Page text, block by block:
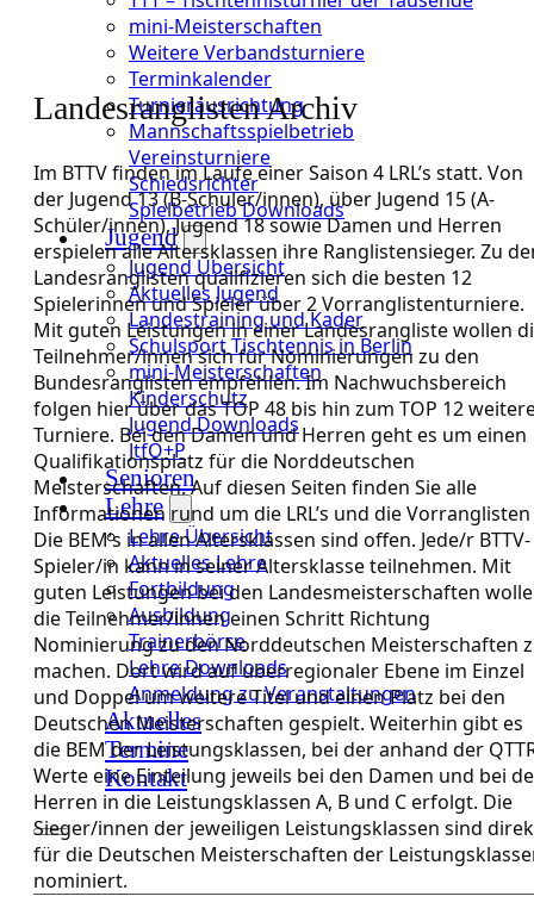
mini-Meisterschaften
Weitere Verbandsturniere
Terminkalender
Turnierausrichtung
Mannschaftsspielbetrieb
Vereinsturniere
Schiedsrichter
Spielbetrieb Downloads
Jugend
Jugend Übersicht
Aktuelles Jugend
Landestraining und Kader
Schulsport Tischtennis in Berlin
mini-Meisterschaften
Kinderschutz
Jugend Downloads
JtfO+P
Senioren
Lehre
Lehre Übersicht
Aktuelles Lehre
Fortbildung
Ausbildung
Trainerbörse
Lehre Downloads
Anmeldung zu Veranstaltungen
Aktuelles
Termine
Kontakt
Landesranglisten Archiv
Im BTTV finden im Laufe einer Saison 4 LRL’s statt. Von
der Jugend 13 (B-Schüler/innen), über Jugend 15 (A-
Schüler/innen), Jugend 18 sowie Damen und Herren
erspielen alle Altersklassen ihre Ranglistensieger. Zu
Landesranglisten qualifizieren sich die besten 12
Spielerinnen und Spieler über 2 Vorranglistenturniere.
Mit guten Leistungen in einer Landesrangliste wollen
Teilnehmer/innen sich für Nominierungen zu den
Bundesranglisten empfehlen. Im Nachwuchsbereich
folgen hier über das TOP 48 bis hin zum TOP 12
Turniere. Bei den Damen und Herren geht es um einen
Qualifikationsplatz für die Norddeutschen
Meisterschaften. Auf diesen Seiten finden Sie alle
Informationen rund um die LRL’s und die Vorranglisten
Die BEM’s in allen Altersklassen sind offen. Jede/r BTTV-
Spieler/in kann in seiner Altersklasse teilnehmen. Mit
guten Leistungen bei den Landesmeisterschaften
die Teilnehmer/innen einen Schritt Richtung
Nominierung zu den Norddeutschen Meisterschaften
machen. Dort wird auf überregionaler Ebene im Einzel
und Doppel um weitere Titel und einen Platz bei den
Deutschen Meisterschaften gespielt. Weiterhin gibt es
die BEM der Leistungsklassen, bei der anhand der
Werte eine Einteilung jeweils bei den Damen und bei
Herren in die Leistungsklassen A, B und C erfolgt. Die
Sieger/innen der jeweiligen Leistungsklassen sind
für die Deutschen Meisterschaften der
nominiert.